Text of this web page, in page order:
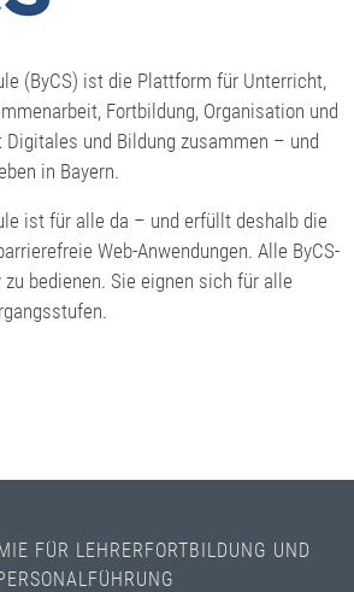
(ByCS) ist die Plattform für Unterricht,
Fortbildung, Organisation und
Digitales und Bildung zusammen – und
in Bayern.
ist für alle da – und erfüllt deshalb die
Web-Anwendungen. Alle ByCS-
bedienen. Sie eignen sich für alle
FÜR LEHRERFORTBILDUNG UND